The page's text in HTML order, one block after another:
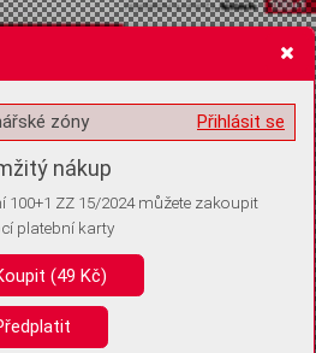
volitelných informací
ukládat žádné informace
vás ale požádali o souhlas s
Přihlásit se
zóny
nákup
100+1 ZZ 15/2024 můžete zakoupit
platební karty
(49 Kč)